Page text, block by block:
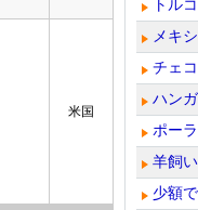
米国
トル
メキ
チェ
ハン
ポー
羊飼
少額